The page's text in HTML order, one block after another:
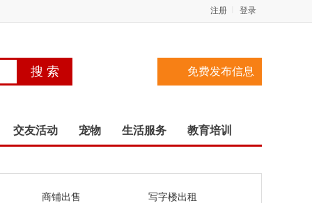
登录
注册
免费发布信息
交友活动 宠物 生活服务 教育培训
商铺出售 写字楼出租